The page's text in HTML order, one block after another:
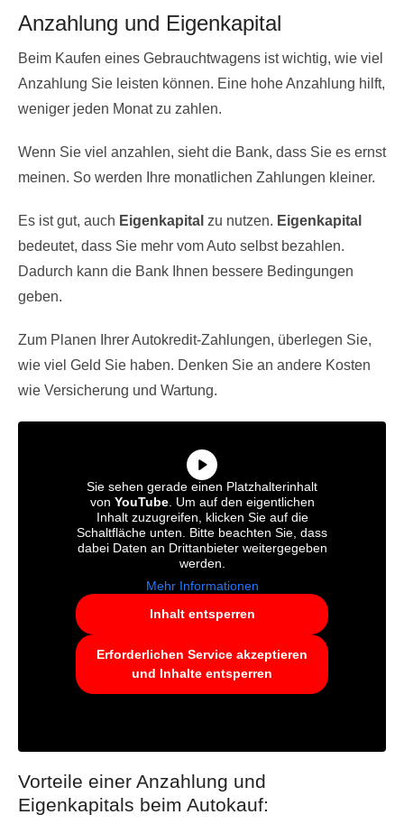
Anzahlung und Eigenkapital
Beim Kaufen eines Gebrauchtwagens ist wichtig, wie viel
Anzahlung Sie leisten können. Eine hohe Anzahlung hilft,
weniger jeden Monat zu zahlen.
Wenn Sie viel anzahlen, sieht die Bank, dass Sie es ernst
meinen. So werden Ihre monatlichen Zahlungen kleiner.
Es ist gut, auch Eigenkapital zu nutzen. Eigenkapital
bedeutet, dass Sie mehr vom Auto selbst bezahlen.
Dadurch kann die Bank Ihnen bessere Bedingungen
geben.
Zum Planen Ihrer Autokredit-Zahlungen, überlegen Sie,
wie viel Geld Sie haben. Denken Sie an andere Kosten
wie Versicherung und Wartung.
Sie sehen gerade einen Platzhalterinhalt
von YouTube. Um auf den eigentlichen
Inhalt zuzugreifen, klicken Sie auf die
Schaltfläche unten. Bitte beachten Sie, dass
dabei Daten an Drittanbieter weitergegeben
werden.
Mehr Informationen
Inhalt entsperren
Erforderlichen Service akzeptieren
und Inhalte entsperren
Vorteile einer Anzahlung und
Eigenkapitals beim Autokauf: